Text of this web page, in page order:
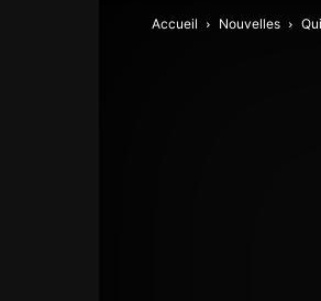
Accueil Nouvelles